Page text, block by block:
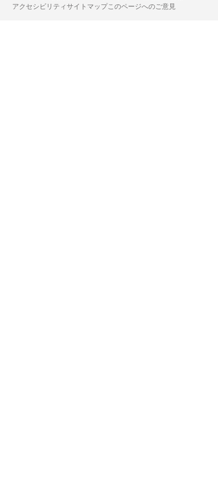
Legal
アクセシビリティサイトマップこのページへのご意見